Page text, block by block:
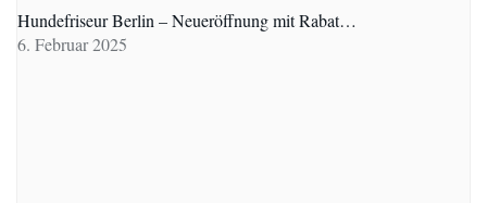
Hundefriseur Berlin – Neueröffnung mit Rabat…
6. Februar 2025